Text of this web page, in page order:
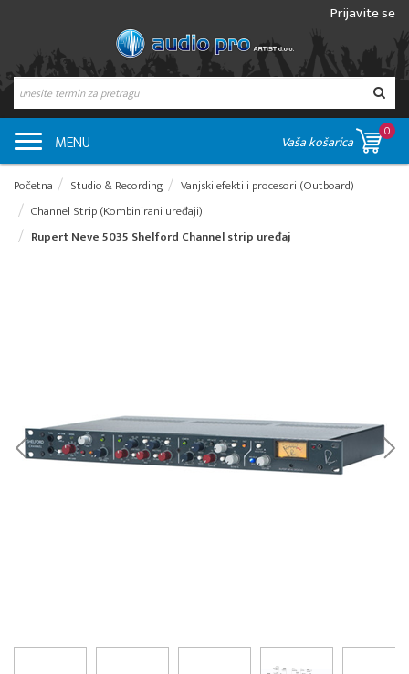
Prijavite se
MENU Vaša košarica
0
Početna Studio & Recording
Vanjski efekti i procesori (Outboard)
Channel Strip (Kombinirani uređaji)
Rupert Neve 5035 Shelford Channel strip uređaj